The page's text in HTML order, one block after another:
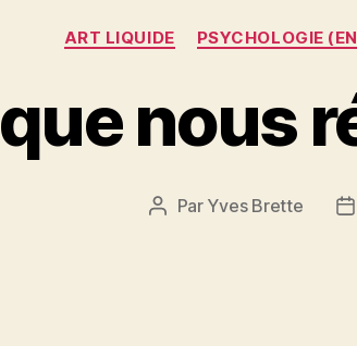
ART LIQUIDE PSYCHOLOGIE
que nous
Auteur
Par Yves Brette